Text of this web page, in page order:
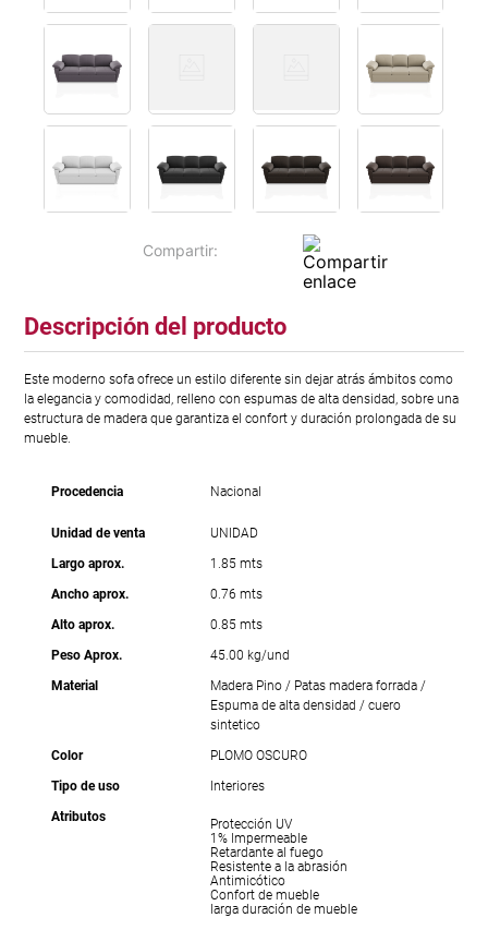
Descripción del producto
Este moderno sofa ofrece un estilo diferente sin dejar atrás ámbitos como
la elegancia y comodidad, relleno con espumas de alta densidad, sobre una
estructura de madera que garantiza el confort y duración prolongada de su
mueble.
Procedencia Nacional
Unidad de venta
UNIDAD
Largo aprox.
1.85 mts
Ancho aprox.
0.76 mts
Alto aprox.
0.85 mts
Peso Aprox.
45.00 kg/und
Material
Madera Pino / Patas madera forrada /
Espuma de alta densidad / cuero
sintetico
Color
PLOMO OSCURO
Tipo de uso
Interiores
Atributos
Protección UV
1% Impermeable
Retardante al fuego
Resistente a la abrasión
Antimicótico
Confort de mueble
larga duración de mueble